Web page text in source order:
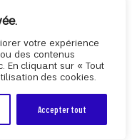
votre expérience
des contenus
En cliquant sur « Tout
des cookies.
Accepter tout